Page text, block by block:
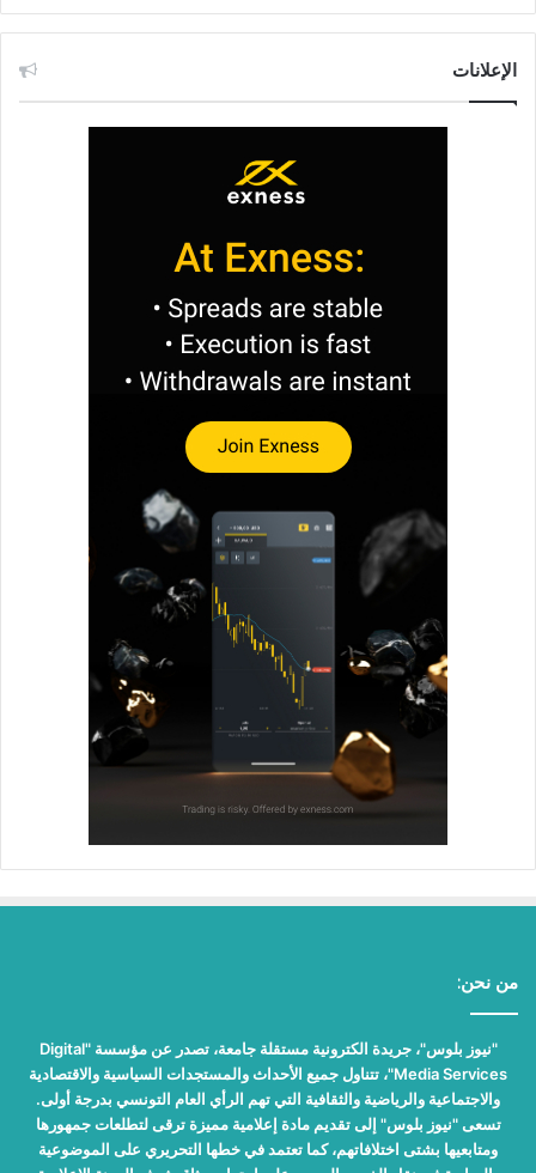
الإعلانات
من نحن:
"نيوز بلوس"، جريدة الكترونية مستقلة جامعة، تصدر عن مؤسسة "Digital
Media Services"، تتناول جميع الأحداث والمستجدات السياسية والاقتصادية
والاجتماعية والرياضية والثقافية التي تهم الرأي العام التونسي بدرجة أولى.
تسعى "نيوز بلوس" إلى تقديم مادة إعلامية مميزة ترقى لتطلعات جمهورها
ومتابعيها بشتى اختلافاتهم، كما تعتمد في خطها التحريري على الموضوعية